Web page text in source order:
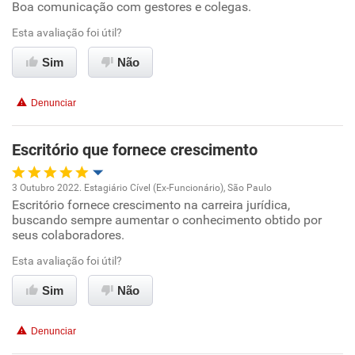
Ambiente de trabalho
Conciliação com a vida familiar
Recomenda a diretoria
Boa comunicação com gestores e colegas.
Esta avaliação foi útil?
Sim Não
Denunciar
Escritório que fornece crescimento
Oportunidade de promoção
Conciliação com a vida familiar
3 Outubro 2022. Estagiário Cível (Ex-Funcionário), São Paulo
Escritório fornece crescimento na carreira jurídica,
buscando sempre aumentar o conhecimento obtido por
seus colaboradores.
Esta avaliação foi útil?
Sim Não
Denunciar